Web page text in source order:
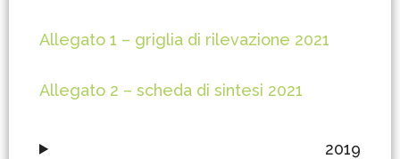
Allegato 1 – griglia di rilevazione 2021
Allegato 2 – scheda di sintesi 2021
2019